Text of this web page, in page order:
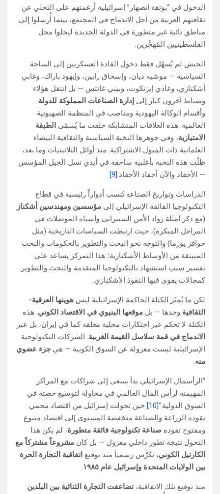
الدخول في “بوتقة انصهار” إسرائيلية أرغمتهم على التخلي عن
ثقافتهم العربية من أجل الاندماج في المجتمع، بينما أُرسلوا إلى
مناطق نائية غير متطورة في الدولة الجديدة ليحلوا محل
الفلسطينيين المُهجَّرين.
الجيش لم يُسهّل فقط دخول القادة العسكريين إلى الساحة
السياسية — موشيه ديان، وإسحاق رابين، وإيهود باراك، وغابي
أشكنازي، وغادي إيزنكوت، وبيني غانتس — بل انتقل هؤلاء
وضباط آخرون كبار إلى إدارة الصناعات المملوكة للدولة
وأقسام الوكالة اليهودية ومناصب في المنظمة الصهيونية
العالمية. هذه العلاقات المتشابكة خلقت ما يُسمّى الطبقة
الامتيازية، وفي جوهرها النخبة السياسية والثقافية البيضاء
العلمانية ذات الميول الاشتراكية. منذ أوائل الثلاثينيات وما بعد،
ظلّت هذه النخبة بأغلبية ساحقة في أيدي نسل الجيل المؤسس
— الأحفاد والآن أحفاد الأحفاد.[9]
الدراسات وتواريخ الصناعة تُنسب أدواراً رئيسية في قطاع
التكنولوجيا الفائقة الإسرائيلي إلى مؤسسين ومهندسين أشكناز
(مع ذكر أمثلة رواد الأمن السيبراني وأشباه الموصلات في
المراحل المبكرة)، حيث ارتبطت السياسات التاريخية (مثل
حوافز يوزما) والتوجه نحو البحث والتطوير بالحكومات والنخب
المنبثقة من الأوساط الأشكنازية؛ هذا التمركز يساعد على
تفسير سبب استشهاد بالتكنولوجيا المتقدمة والبحث والتطوير
كمجالات يقوى فيها النفوذ الأشكنازي.
لكن ما يُميّز الكتلة الحاكمة الإسرائيلية ليس هويتها العرقية-
الثقافية وحدها — بل موقعها البنيوي في الاقتصاد الكوني. هذه
الكتلة لا تحكم عبر احتكارات محلية مغلقة كما في إيران، بل عبر
الاندماج في قمة سلاسل القيمة الغربية. الشركات التكنولوجية
الإسرائيلية ليست معزولة عن السوق الكونية — هي جزء عضوي
منه.
“الرأسمال الإسرائيلي بدأ يسعى إلى شراكات مع المراكز
المهيمنة لرأس المال العالمي في محاولة لتوسيع حصته في
السوق الدولية.”[10]
حين تحولت إسرائيل من اقتصاد محمي
تقوده الزراعة والصناعة منخفضة المستوى إلى اقتصاد متنوع
ومفتوح تقوده صناعة تكنولوجية فائقة متطورة، لم يكن هذا
التحول نتيجة تطور داخلي معزول — بل كان مشروعاً مشتركاً مع
الكارتيل الكوني، تكرّس رسمياً منذ توقيع اتفاقية التجارة الحرة
بين الولايات المتحدة وإسرائيل عام ١٩٨٥
.
منذ توقيع تلك الاتفاقية،تضاعفت التجارة الثنائية بين البلدين